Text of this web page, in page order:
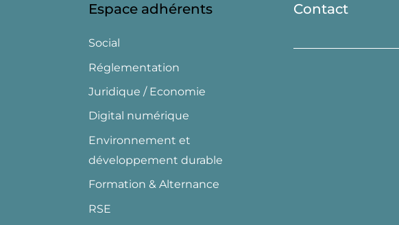
Espace adhérents
Social
Réglementation
Juridique / Economie
Digital numérique
Environnement et
développement durable
Formation & Alternance
RSE
Contact